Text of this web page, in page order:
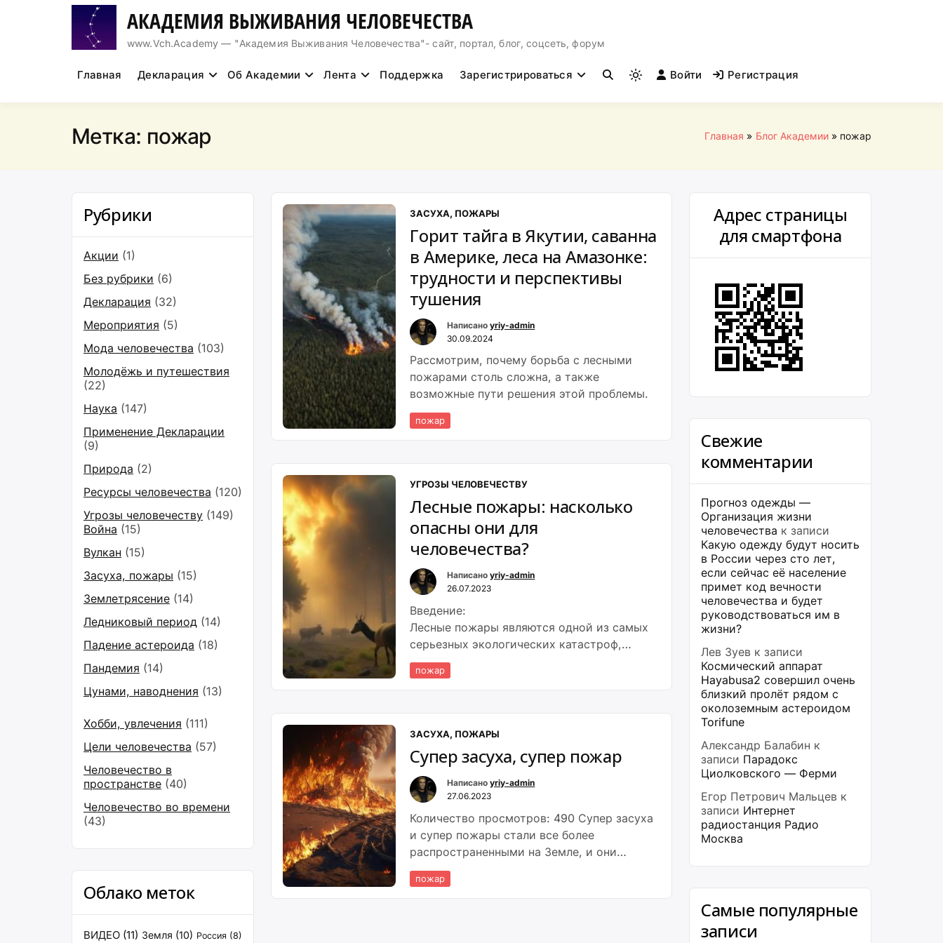
АКАДЕМИЯ ВЫЖИВАНИЯ ЧЕЛОВЕЧЕСТВА
www.Vch.Academy — "Академия Выживания Человечества"- сайт, портал, блог, соцсеть, форум
Главная Декларация Об Академии Лента Поддержка Зарегистрироваться
Light
mode
Войти Регистрация
Метка: пожар Главная Блог Академии пожар
Рубрики
Акции (1)
Без рубрики (6)
Декларация (32)
Мероприятия (5)
Мода человечества (103)
Молодёжь и путешествия
(22)
Наука (147)
Применение Декларации
(9)
Природа (2)
Ресурсы человечества (120)
Угрозы человечеству (149)
Война (15)
Вулкан (15)
Засуха, пожары (15)
Землетрясение (14)
Ледниковый период (14)
Падение астероида (18)
Пандемия (14)
Цунами, наводнения (13)
Хобби, увлечения (111)
Цели человечества (57)
Человечество в
пространстве (40)
Человечество во времени
(43)
Облако меток
ВИДЕО (11) Земля (10) Россия (8)
ЗАСУХА, ПОЖАРЫ
Горит тайга в Якутии, саванна
в Америке, леса на Амазонке:
трудности и перспективы
тушения
Написаноyriy-admin
30.09.2024
Рассмотрим, почему борьба с лесными
пожарами столь сложна, а также
возможные пути решения этой проблемы.
пожар
УГРОЗЫ ЧЕЛОВЕЧЕСТВУ
Лесные пожары: насколько
опасны они для
человечества?
Написаноyriy-admin
26.07.2023
Введение:
Лесные пожары являются одной из самых
серьезных экологических катастроф,
которые влияют на нашу планету.
пожар
ЗАСУХА, ПОЖАРЫ
Супер засуха, супер пожар
Написаноyriy-admin
27.06.2023
Количество просмотров: 490 Супер засуха
и супер пожары стали все более
распространенными на Земле, и они
становятся все более опасными для
человечества. Эти явления связаны с
пожар
Адрес страницы
для смартфона
Свежие
комментарии
Прогноз одежды —
Организация жизни
человечества к записи
Какую одежду будут носить
в России через сто лет,
если сейчас её население
примет код вечности
человечества и будет
руководствоваться им в
жизни?
Лев Зуев к записи
Космический аппарат
Hayabusa2 совершил очень
близкий пролёт рядом с
околоземным астероидом
Torifune
Александр Балабин к
записи Парадокс
Циолковского — Ферми
Егор Петрович Мальцев к
записи Интернет
радиостанция Радио
Москва
Самые популярные
записи